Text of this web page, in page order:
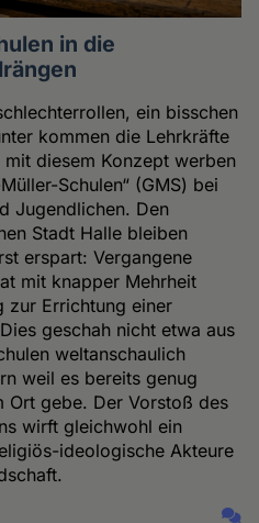
in die
ein bisschen
kommen die Lehrkräfte
mit diesem Konzept werben
Schulen“ (GMS) bei
Jugendlichen. Den
Stadt Halle bleiben
erspart: Vergangene
mit knapper Mehrheit
zur Errichtung einer
geschah nicht etwa aus
weltanschaulich
weil es bereits genug
Ort gebe. Der Vorstoß des
wirft gleichwohl ein
ideologische Akteure